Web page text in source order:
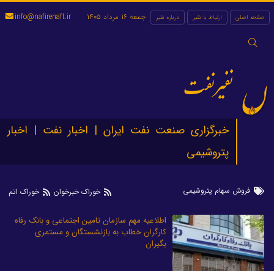
صفحه اصلی ارتباط با نفیر درباره نفیر
جستجو
جمعه 16 مرداد 1405 info@nafirenaft.ir
نفیرنفت
خبرگزاری صنعت نفت ایران | اخبار نفت | اخبار
پتروشیمی
فروش سهام پتروشیمی خوراک خبرخوان خوراک اتم
اطلاعیه مهم سازمان تامین اجتماعی و بانک رفاه
کارگران خطاب به بازنشستگان و مستمری
بگیران